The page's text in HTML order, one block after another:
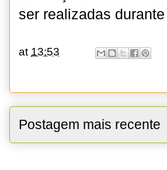
ser realizadas
at 13:53
Postagem mais recente